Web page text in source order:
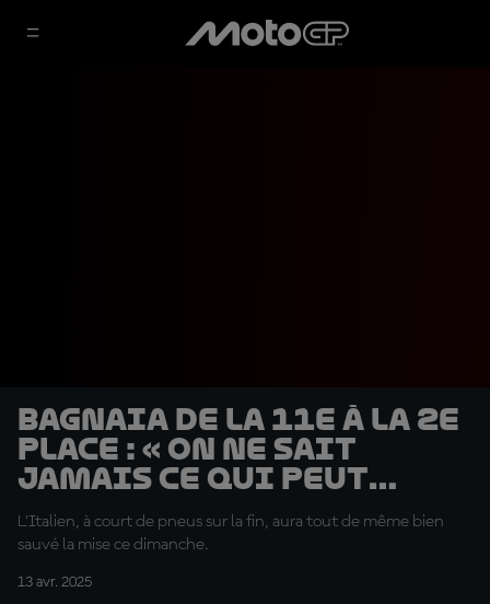
Bagnaia de la 11e à la 2e
place : « On ne sait
jamais ce qui peut
arriver en partant
d’aussi loin »
L'Italien, à court de pneus sur la fin, aura tout de même bien
sauvé la mise ce dimanche.
13 avr. 2025